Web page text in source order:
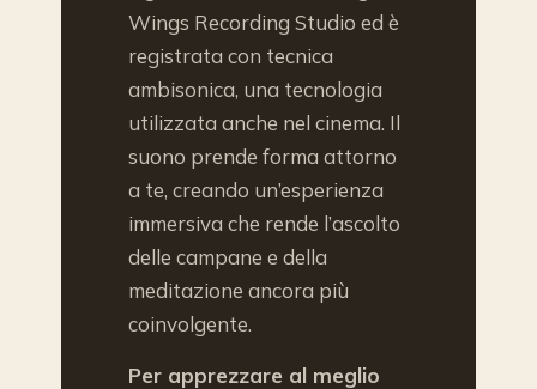
Wings Recording Studio ed è
registrata con tecnica
ambisonica, una tecnologia
utilizzata anche nel cinema. Il
suono prende forma attorno
a te, creando un’esperienza
immersiva che rende l’ascolto
delle campane e della
meditazione ancora più
coinvolgente.
Per apprezzare al meglio